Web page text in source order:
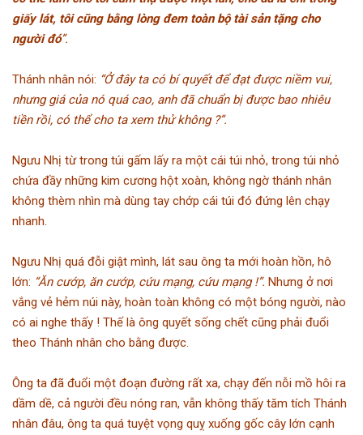
giấy lát, tôi cũng bằng lòng đem toàn bộ tài sản tặng cho
người đó”.
Thánh nhân nói: “Ở đây ta có bí quyết để đạt được niềm vui,
nhưng giá của nó quá cao, anh đã chuẩn bị được bao nhiêu
tiền rồi, có thể cho ta xem thử không ?”.
Ngưu Nhị từ trong túi gấm lấy ra một cái túi nhỏ, trong túi nhỏ
chứa đầy những kim cương hột xoàn, không ngờ thánh nhân
không thèm nhìn mà dùng tay chớp cái túi đó đứng lên chạy
nhanh.
Ngưu Nhị quá đỗi giật mình, lát sau ông ta mới hoàn hồn, hô
lớn: “Ăn cướp, ăn cướp, cứu mạng, cứu mạng !”. Nhưng ở nơi
vắng vẻ hẻm núi này, hoàn toàn không có một bóng người, nào
có ai nghe thấy ! Thế là ông quyết sống chết cũng phải đuổi
theo Thánh nhân cho bằng được.
Ông ta đã đuổi một đoạn đường rất xa, chạy đến nỗi mồ hôi ra
dầm dề, cả người đều nóng ran, vẫn không thấy tăm tích Thánh
nhân đâu, ông ta quá tuyệt vọng quỵ xuống gốc cây lớn cạnh